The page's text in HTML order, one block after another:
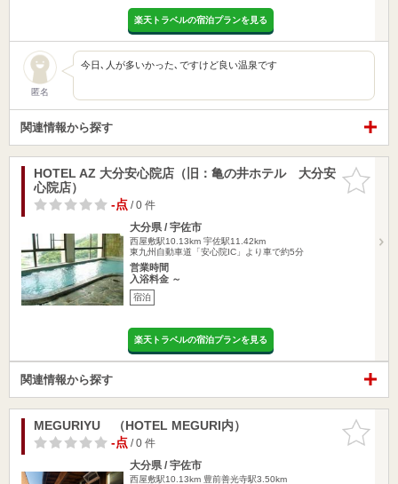
楽天トラベルの宿泊プランを見る
匿名
今日､人が多いかった､ですけど良い温泉です
関連情報から探す
お気に入
りに追加
HOTEL AZ 大分安心院店（旧：亀の井ホテル 大分安
心院店）
-点/ 0 件
大分県 / 宇佐市
西屋敷駅10.13km 宇佐駅11.42km
東九州自動車道「安心院IC」より車で約5分
営業時間
入浴料金 ～
宿泊
楽天トラベルの宿泊プランを見る
関連情報から探す
お気に入
りに追加
MEGURIYU （HOTEL MEGURI内）
-点/ 0 件
大分県 / 宇佐市
西屋敷駅10.13km 豊前善光寺駅3.50km